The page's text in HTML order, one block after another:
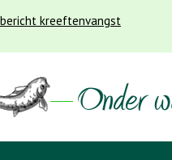
kreeftenvangst